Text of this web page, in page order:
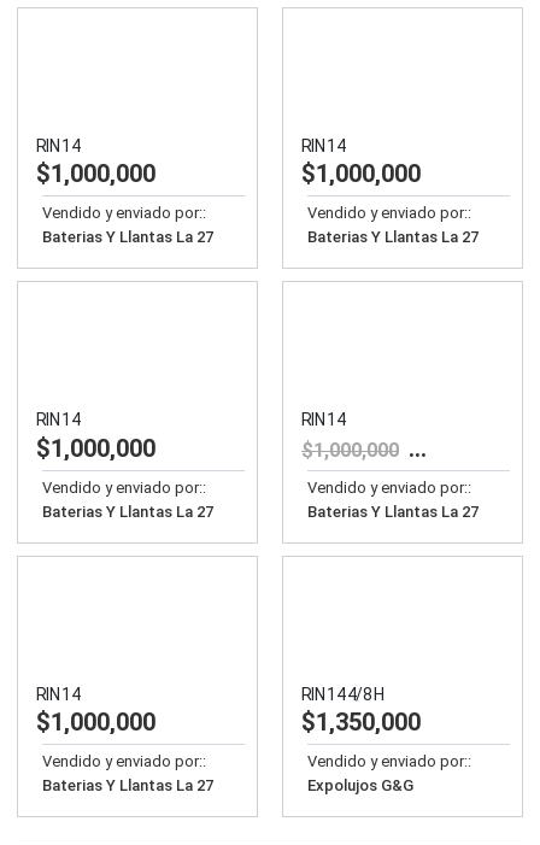
RIN 14
$1,000,000
Vendido y enviado por::
Baterias Y Llantas La 27
RIN 14
$1,000,000
Vendido y enviado por::
Baterias Y Llantas La 27
RIN 14
$1,000,000
Vendido y enviado por::
Baterias Y Llantas La 27
RIN 14
$1,000,000 $950,000
Vendido y enviado por::
Baterias Y Llantas La 27
RIN 14
$1,000,000
Vendido y enviado por::
Baterias Y Llantas La 27
RIN 14 4/8 H
$1,350,000
Vendido y enviado por::
Expolujos G&G